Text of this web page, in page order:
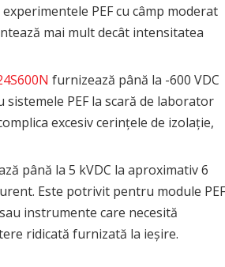
PEF cu câmp moderat
mai mult decât intensitatea
furnizează până la -600 VDC
PEF la scară de laborator
excesiv cerințele de izolație,
până la 5 kVDC la aproximativ 6
Este potrivit pentru module PEF
instrumente care necesită
ridicată furnizată la ieșire.